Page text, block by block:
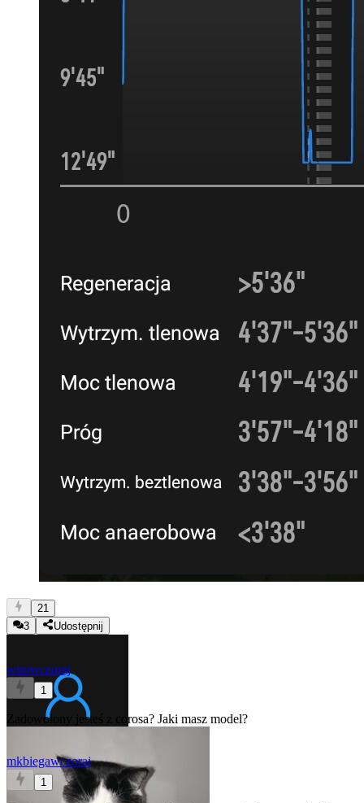
21
3
Udostępnij
wirowczoraj
1
Zadowolony jesteś z corosa? Jaki masz model?
mkbiegawczoraj
1